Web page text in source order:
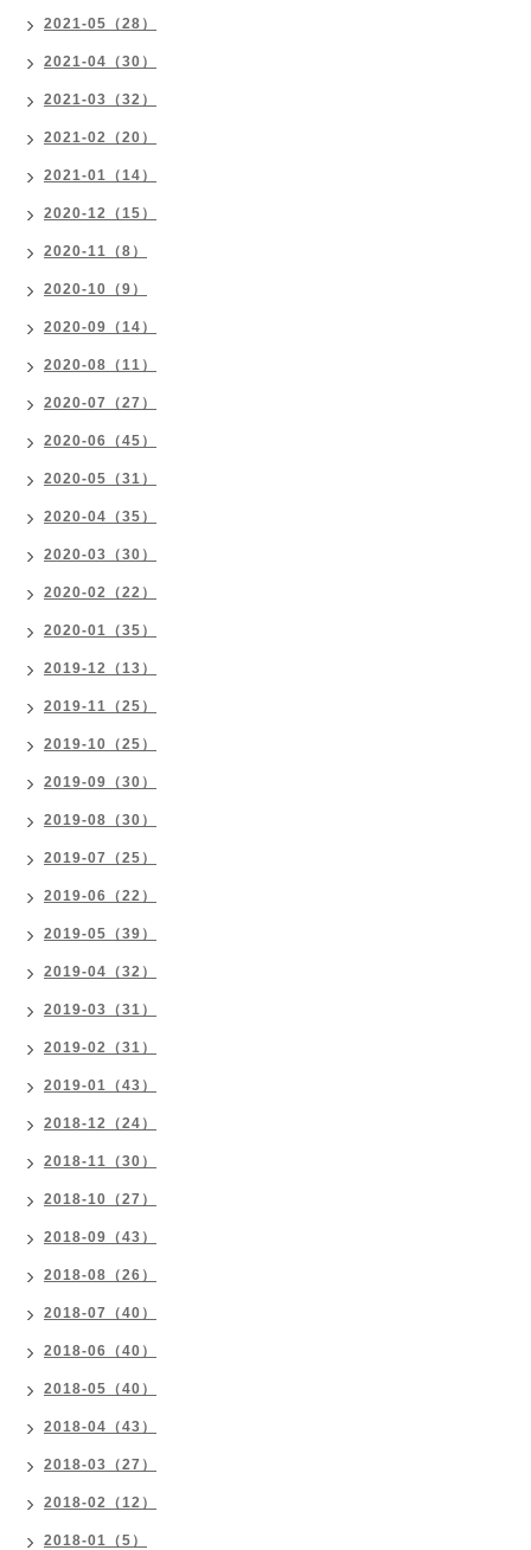
2021-05（28）
2021-04（30）
2021-03（32）
2021-02（20）
2021-01（14）
2020-12（15）
2020-11（8）
2020-10（9）
2020-09（14）
2020-08（11）
2020-07（27）
2020-06（45）
2020-05（31）
2020-04（35）
2020-03（30）
2020-02（22）
2020-01（35）
2019-12（13）
2019-11（25）
2019-10（25）
2019-09（30）
2019-08（30）
2019-07（25）
2019-06（22）
2019-05（39）
2019-04（32）
2019-03（31）
2019-02（31）
2019-01（43）
2018-12（24）
2018-11（30）
2018-10（27）
2018-09（43）
2018-08（26）
2018-07（40）
2018-06（40）
2018-05（40）
2018-04（43）
2018-03（27）
2018-02（12）
2018-01（5）